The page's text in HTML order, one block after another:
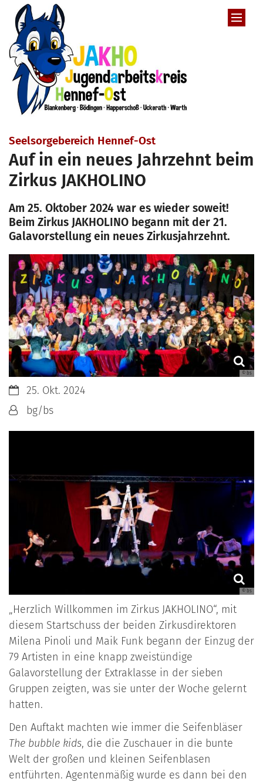
Zum Inhalt springen
Seelsorgebereich Hennef-Ost:
Auf in ein neues Jahrzehnt beim
Zirkus JAKHOLINO
Am 25. Oktober 2024 war es wieder soweit!
Beim Zirkus JAKHOLINO begann mit der 21.
Galavorstellung ein neues Zirkusjahrzehnt.
© bs
Datum:25. Okt. 2024
Von:bg/bs
© bs
„Herzlich Willkommen im Zirkus JAKHOLINO“, mit
diesem Startschuss der beiden Zirkusdirektoren
Milena Pinoli und Maik Funk begann der Einzug der
79 Artisten in eine knapp zweistündige
Galavorstellung der Extraklasse in der sieben
Gruppen zeigten, was sie unter der Woche gelernt
hatten.
Den Auftakt machten wie immer die Seifenbläser
The bubble kids, die die Zuschauer in die bunte
Welt der großen und kleinen Seifenblasen
entführten. Agentenmäßig wurde es dann bei den